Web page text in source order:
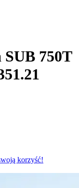
SUB 750T
korzyść!